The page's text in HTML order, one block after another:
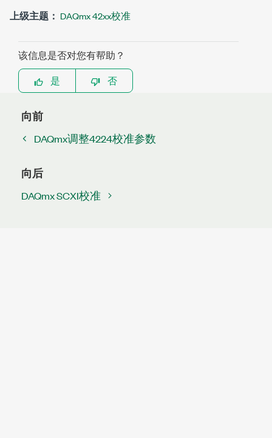
上级主题： DAQmx 42xx校准
该信息是否对您有帮助？
是
否
向前
DAQmx调整4224校准参数
向后
DAQmx SCXI校准